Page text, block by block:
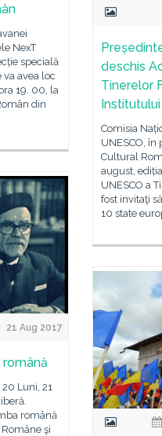
NexT
specială
va avea loc
19. 00, la
din
deschis
Tinerelor
Comisia
UNESCO,
Cultural
august,
UNESCO a
fost invitaţi
10 state
21 Aug 2017
română
Luni, 21
română
şi